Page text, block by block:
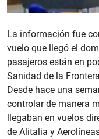
La información fue
vuelo que llegó el
pasajeros están en
Sanidad de la
Desde hace una
controlar de manera
llegaban en vuelos
de Alitalia y